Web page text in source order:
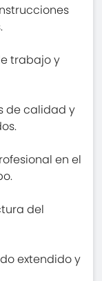
trabajo y
de calidad y
en el
del
extendido y